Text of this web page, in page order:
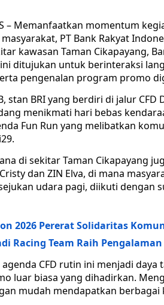
– Memanfaatkan momentum
PT Bank Rakyat
kawasan Taman Cikapayang,
ditujukan untuk berinteraksi
pengenalan program promo
stan BRI yang berdiri di jalur
menikmati hari bebas
Fun Run yang melibatkan
di sekitar Taman Cikapayang
dan ZIN Elva, di mana
udara pagi, diikuti dengan
2026 Pererat Solidaritas
Racing Team Raih
agenda CFD rutin ini menjadi
luar biasa yang dihadirkan.
mudah mendapatkan